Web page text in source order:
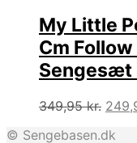
My Little
Cm
Sengesæt
349,95kr. Den
pris
© Sengebasen.dk